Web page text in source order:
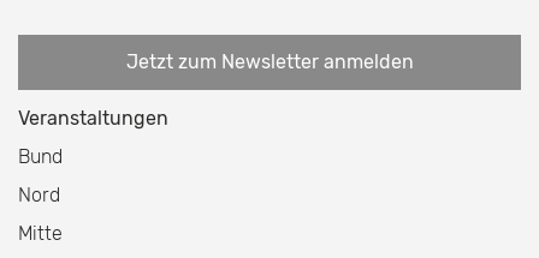
Jetzt zum Newsletter anmelden
Veranstaltungen
Bund
Nord
Mitte